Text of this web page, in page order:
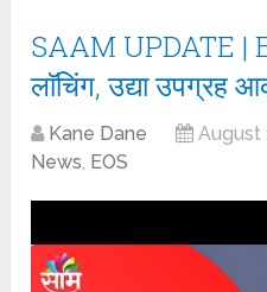
SAAM UPDATE |
लाॅचिंग, उद्या उपग्रह
Kane Dane August
News, EOS